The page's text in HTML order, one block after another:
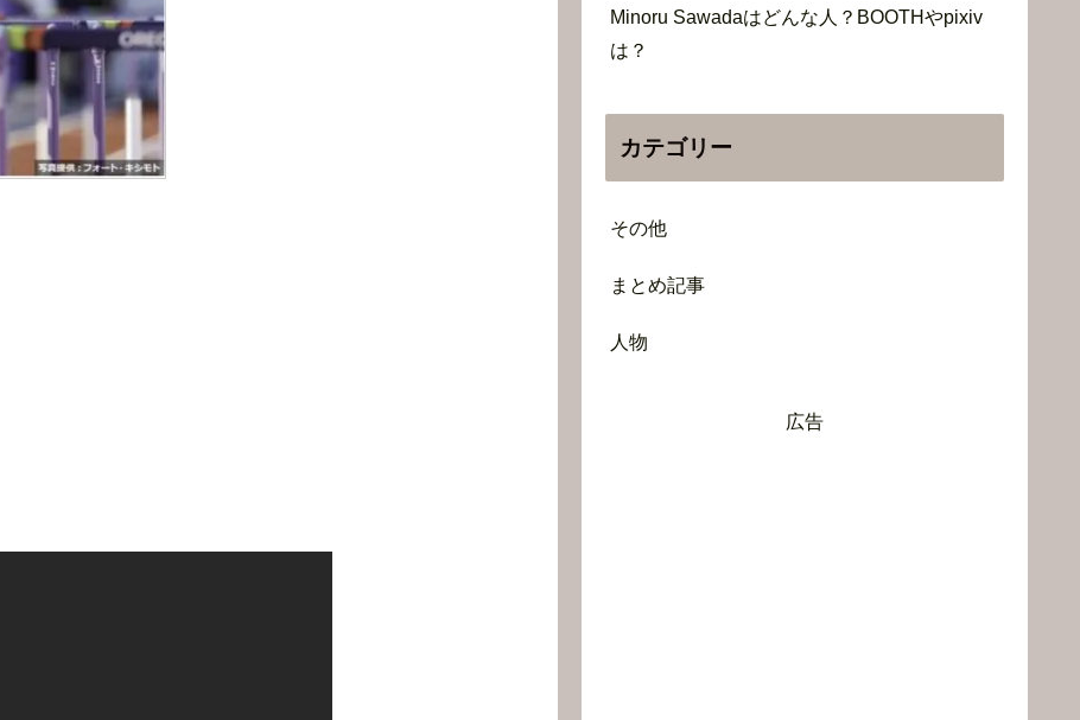
Minoru Sawadaはどんな人？BOOTHやpixiv
は？
カテゴリー
その他
まとめ記事
人物
広告